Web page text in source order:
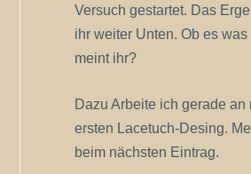
Versuch gestartet. Das
ihr weiter Unten. Ob es was
meint ihr?
Dazu Arbeite ich gerade an
ersten Lacetuch-Desing.
beim nächsten Eintrag.